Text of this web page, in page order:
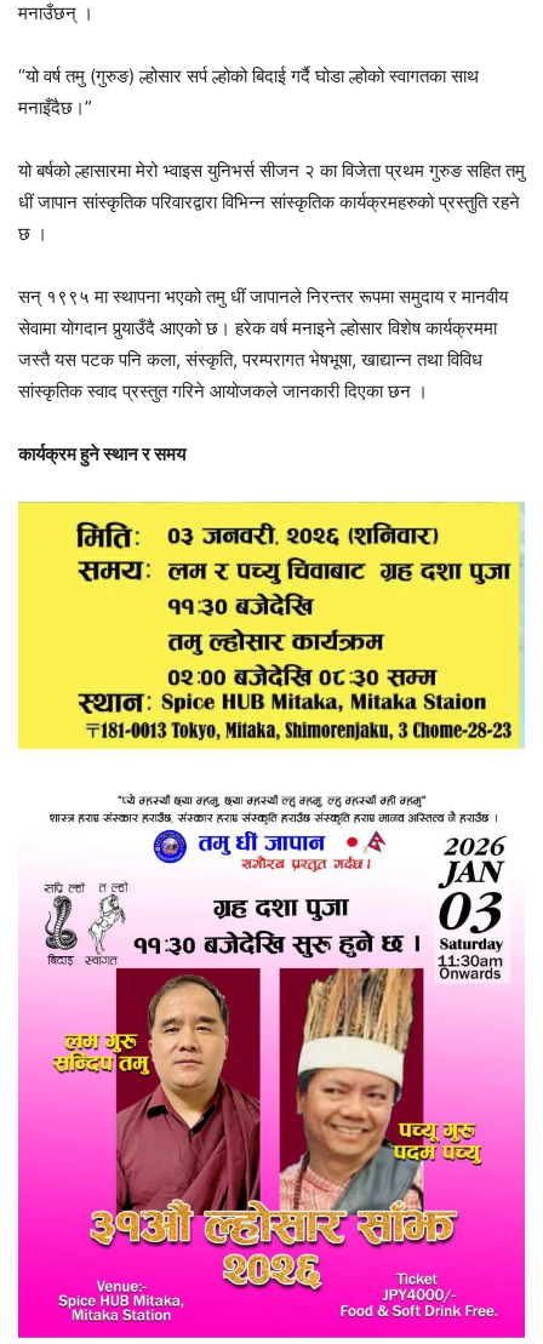
मनाउँछन् ।
“यो वर्ष तमु (गुरुङ) ल्होसार सर्प ल्होको बिदाई गर्दै घोडा ल्होको स्वागतका साथ
मनाइँदैछ।”
यो बर्षको ल्हासारमा मेरो भ्वाइस युनिभर्स सीजन २ का विजेता प्रथम गुरुङ सहित तमु
धीं जापान सांस्कृतिक परिवारद्वारा विभिन्न सांस्कृतिक कार्यक्रमहरुको प्रस्तुति रहने
छ ।
सन् १९९५ मा स्थापना भएको तमु धीं जापानले निरन्तर रूपमा समुदाय र मानवीय
सेवामा योगदान पुर्‍याउँदै आएको छ। हरेक वर्ष मनाइने ल्होसार विशेष कार्यक्रममा
जस्तै यस पटक पनि कला, संस्कृति, परम्परागत भेषभूषा, खाद्यान्न तथा विविध
सांस्कृतिक स्वाद प्रस्तुत गरिने आयोजकले जानकारी दिएका छन ।
कार्यक्रम हुने स्थान र समय